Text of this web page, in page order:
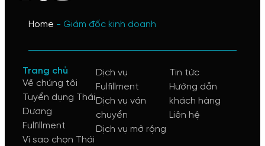
Home - Giám đốc kinh doanh
Trang chủ
Về chúng tôi
Tuyển dụng Thái
Dương
Fulfillment
Vì sao chọn Thái
Dịch vụ
Fulfillment
Dịch vụ vận
chuyển
Dịch vụ mở rộng
Tin tức
Hướng dẫn
khách hàng
Liên hệ